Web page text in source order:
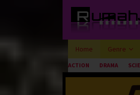
Home Genre
ACTION DRAMA